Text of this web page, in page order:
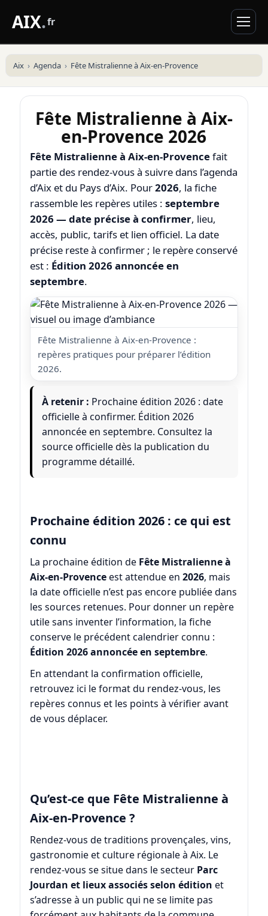
AIX.fr
Aix Agenda Fête Mistralienne à Aix-en-Provence
Fête Mistralienne à Aix-
en-Provence 2026
Fête Mistralienne à Aix-en-Provencefait
partie des rendez-vous à suivre dans l’agenda
d’Aix et du Pays d’Aix. Pour2026, la fiche
rassemble les repères utiles : septembre
2026 — date précise à confirmer, lieu,
accès, public, tarifs et lien officiel. La date
précise reste à confirmer ; le repère conservé
est : Édition 2026 annoncée en
septembre.
Fête Mistralienne à Aix-en-Provence :
repères pratiques pour préparer l’édition
2026.
À retenir : Prochaine édition 2026 : date
officielle à confirmer. Édition 2026
annoncée en septembre. Consultez la
source officielle dès la publication du
programme détaillé.
Prochaine édition 2026 : ce qui est
connu
La prochaine édition de Fête Mistralienne à
Aix-en-Provenceest attendue en 2026, mais
la date officielle n’est pas encore publiée dans
les sources retenues. Pour donner un repère
utile sans inventer l’information, la fiche
conserve le précédent calendrier connu :
Édition 2026 annoncée en septembre.
En attendant la confirmation officielle,
retrouvez ici le format du rendez-vous, les
repères connus et les points à vérifier avant
de vous déplacer.
Qu’est-ce que Fête Mistralienne à
Aix-en-Provence ?
Rendez-vous de traditions provençales, vins,
gastronomie et culture régionale à Aix. Le
rendez-vous se situe dans le secteur Parc
Jourdan et lieux associés selon édition et
s’adresse à un public qui ne se limite pas